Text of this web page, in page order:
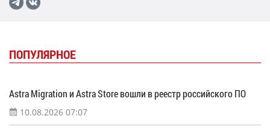
ПОПУЛЯРНОЕ
Astra Migration и Astra Store вошли в реестр российского ПО
10.08.2026 07:07